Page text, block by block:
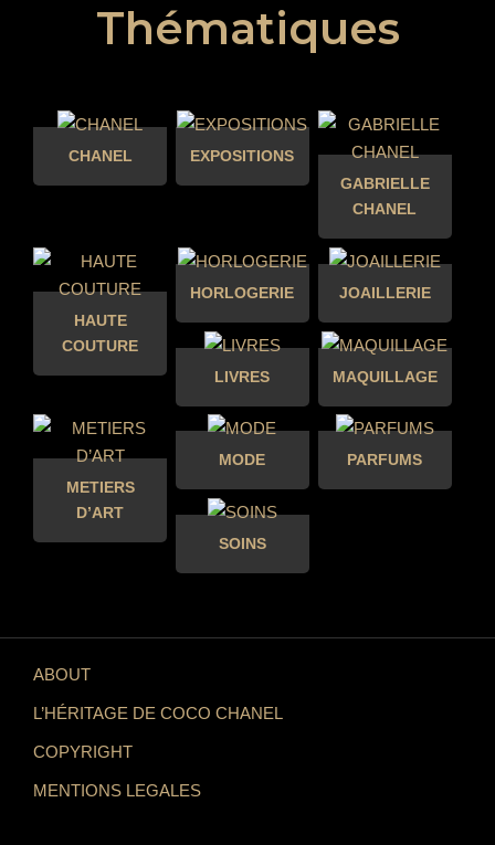
Thématiques
CHANEL
EXPOSITIONS
GABRIELLE
CHANEL
HAUTE
COUTURE
HORLOGERIE JOAILLERIE
LIVRES MAQUILLAGE
METIERS
D’ART
MODE PARFUMS
SOINS
ABOUT
L’HÉRITAGE DE COCO CHANEL
COPYRIGHT
MENTIONS LEGALES